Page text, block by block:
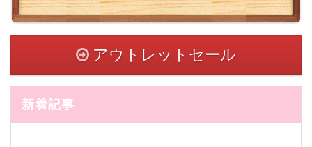
アウトレットセール
新着記事